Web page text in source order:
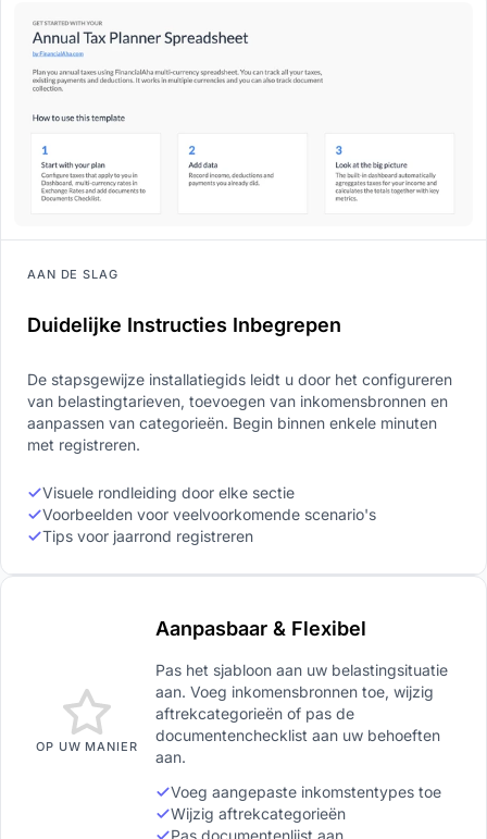
AAN DE SLAG
Duidelijke Instructies Inbegrepen
De stapsgewijze installatiegids leidt u door het configureren
van belastingtarieven, toevoegen van inkomensbronnen en
aanpassen van categorieën. Begin binnen enkele minuten
met registreren.
Visuele rondleiding door elke sectie
Voorbeelden voor veelvoorkomende scenario's
Tips voor jaarrond registreren
OP UW MANIER
Aanpasbaar & Flexibel
Pas het sjabloon aan uw belastingsituatie
aan. Voeg inkomensbronnen toe, wijzig
aftrekcategorieën of pas de
documentenchecklist aan uw behoeften
aan.
Voeg aangepaste inkomstentypes toe
Wijzig aftrekcategorieën
Pas documentenlijst aan